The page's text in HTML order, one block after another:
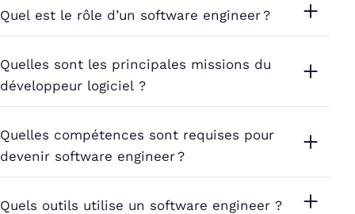
Quel est le rôle d’un software engineer ?
Quelles sont les principales missions du
développeur logiciel ?
Quelles compétences sont requises pour
devenir software engineer ?
Quels outils utilise un software engineer ?